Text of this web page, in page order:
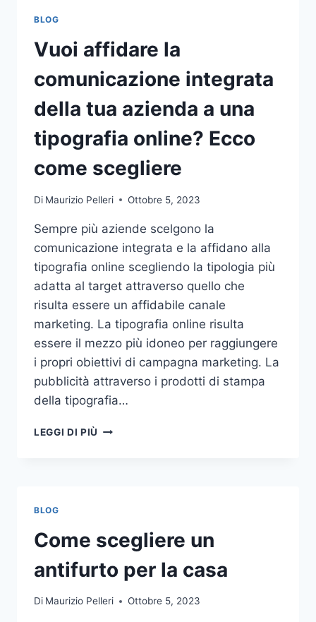
BLOG
Vuoi affidare la
comunicazione integrata
della tua azienda a una
tipografia online? Ecco
come scegliere
Di Maurizio Pelleri Ottobre 5, 2023
Sempre più aziende scelgono la
comunicazione integrata e la affidano alla
tipografia online scegliendo la tipologia più
adatta al target attraverso quello che
risulta essere un affidabile canale
marketing. La tipografia online risulta
essere il mezzo più idoneo per raggiungere
i propri obiettivi di campagna marketing. La
pubblicità attraverso i prodotti di stampa
della tipografia…
LEGGI DI PIÙ VUOI
A
UNA
TIPOGRAFIA
ECCO
BLOG
Come scegliere un
antifurto per la casa
Di Maurizio Pelleri Ottobre 5, 2023